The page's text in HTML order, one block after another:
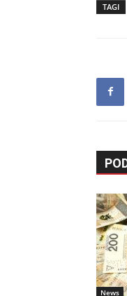
TAGI
News